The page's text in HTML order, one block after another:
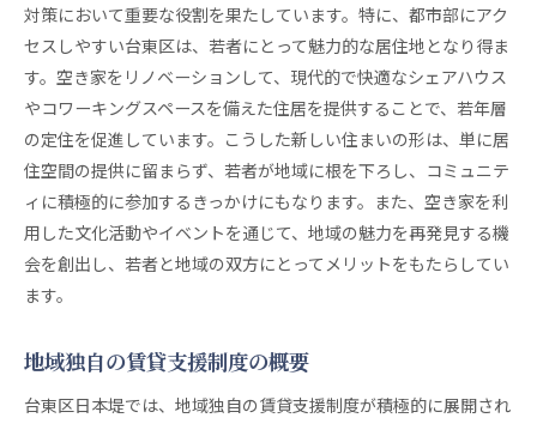
対策において重要な役割を果たしています。特に、都市部にアク
セスしやすい台東区は、若者にとって魅力的な居住地となり得ま
す。空き家をリノベーションして、現代的で快適なシェアハウス
やコワーキングスペースを備えた住居を提供することで、若年層
の定住を促進しています。こうした新しい住まいの形は、単に居
住空間の提供に留まらず、若者が地域に根を下ろし、コミュニテ
ィに積極的に参加するきっかけにもなります。また、空き家を利
用した文化活動やイベントを通じて、地域の魅力を再発見する機
会を創出し、若者と地域の双方にとってメリットをもたらしてい
ます。
地域独自の賃貸支援制度の概要
台東区日本堤では、地域独自の賃貸支援制度が積極的に展開され